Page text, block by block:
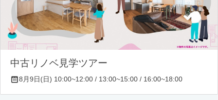
中古リノベ見学ツアー
8月9日(日) 10:00~12:00 / 13:00~15:00 / 16:00~18:00